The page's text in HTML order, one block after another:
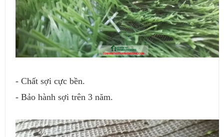
- Chất sợi cực bền.
- Bảo hành sợi trên 3 năm.